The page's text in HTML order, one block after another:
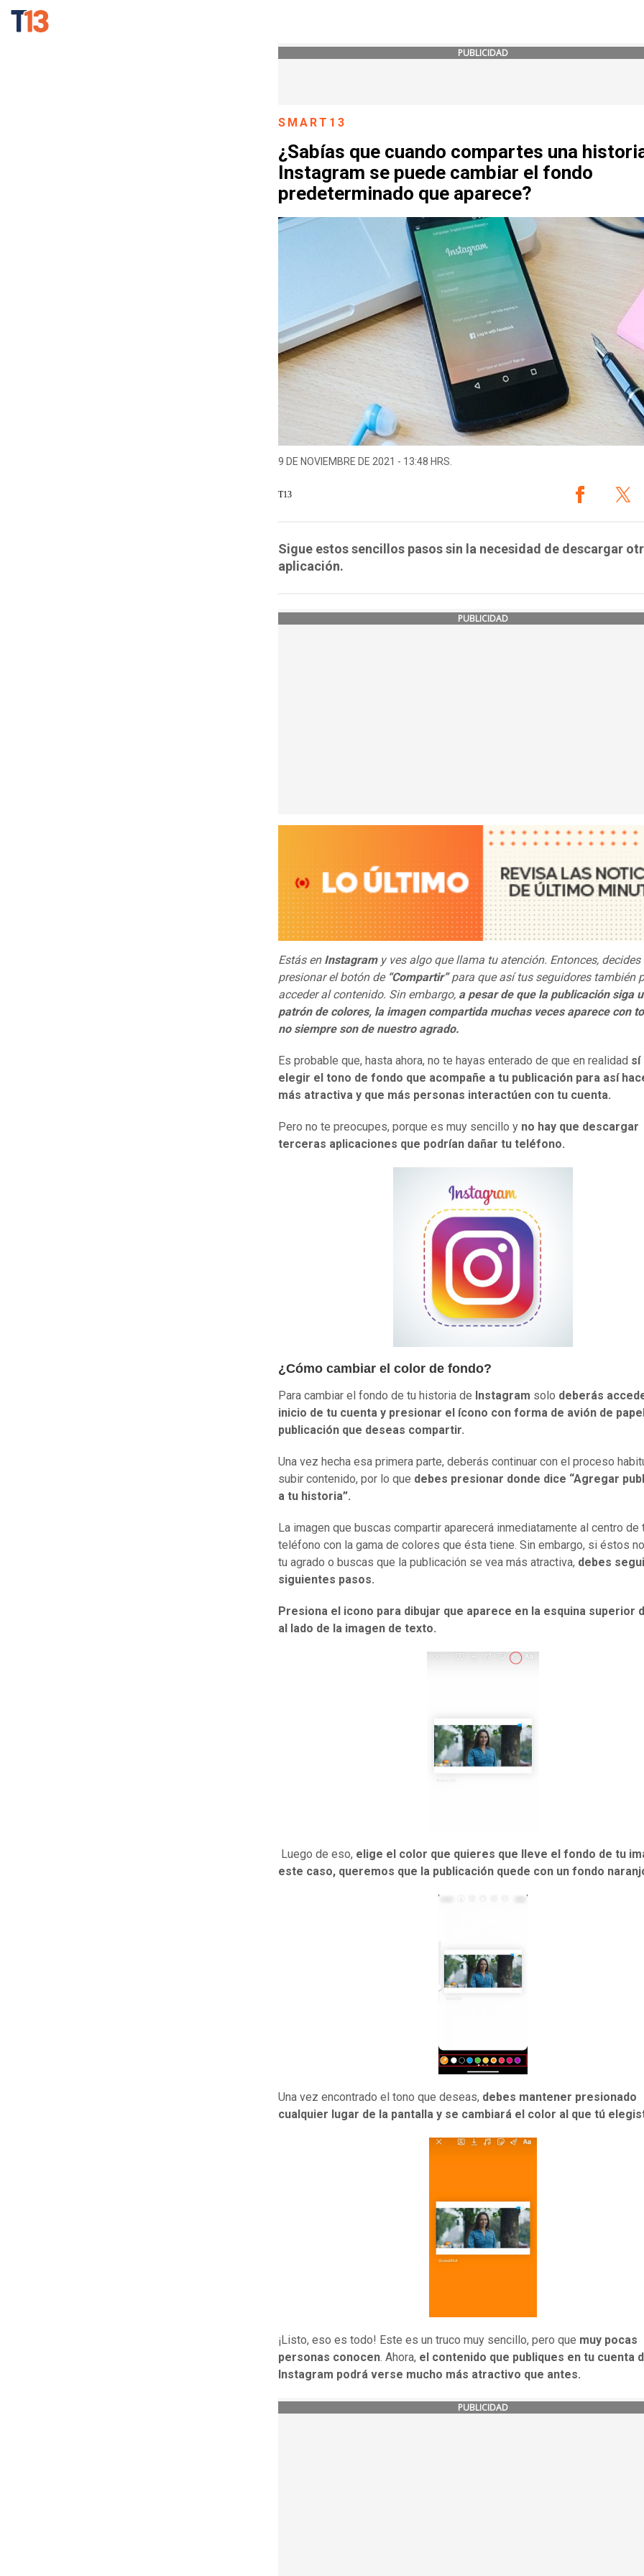
PUBLICIDAD
SMART13
¿Sabías que cuando compartes una
Instagram se puede cambiar el fondo
predeterminado que aparece?
9 DE NOVIEMBRE DE 2021 - 13:48 HRS.
T13
Sigue estos sencillos pasos sin la necesidad de descargar
aplicación.
PUBLICIDAD
Estás en Instagramy ves algo que llama tu atención. Entonces, decides
presionar el botón de “Compartir”para que así tus seguidores también
acceder al contenido. Sin embargo, a pesar de que la publicación siga
patrón de colores, la imagen compartida muchas veces aparece con
no siempre son de nuestro agrado.
Es probable que, hasta ahora, no te hayas enterado de que en realidad sí
elegir el tono de fondo que acompañe a tu publicación para así
más atractiva y que más personas interactúen con tu cuenta.
Pero no te preocupes, porque es muy sencillo y no hay que descargar
terceras aplicaciones que podrían dañar tu teléfono.
¿Cómo cambiar el color de fondo?
Para cambiar el fondo de tu historia de Instagram solo deberás
inicio de tu cuenta y presionar el ícono con forma de avión de
publicación que deseas compartir.
Una vez hecha esa primera parte, deberás continuar con el proceso
subir contenido, por lo que debes presionar donde dice “Agregar
a tu historia”.
La imagen que buscas compartir aparecerá inmediatamente al centro de
teléfono con la gama de colores que ésta tiene. Sin embargo, si éstos
tu agrado o buscas que la publicación se vea más atractiva, debes
siguientes pasos.
Presiona el icono para dibujar que aparece en la esquina superior
al lado de la imagen de texto.
Luego de eso, elige el color que quieres que lleve el fondo de tu
este caso, queremos que la publicación quede con un fondo
Una vez encontrado el tono que deseas, debes mantener presionado
cualquier lugar de la pantalla y se cambiará el color al que tú
¡Listo, eso es todo! Este es un truco muy sencillo, pero que muy pocas
personas conocen. Ahora, el contenido que publiques en tu cuenta
Instagram podrá verse mucho más atractivo que antes.
PUBLICIDAD